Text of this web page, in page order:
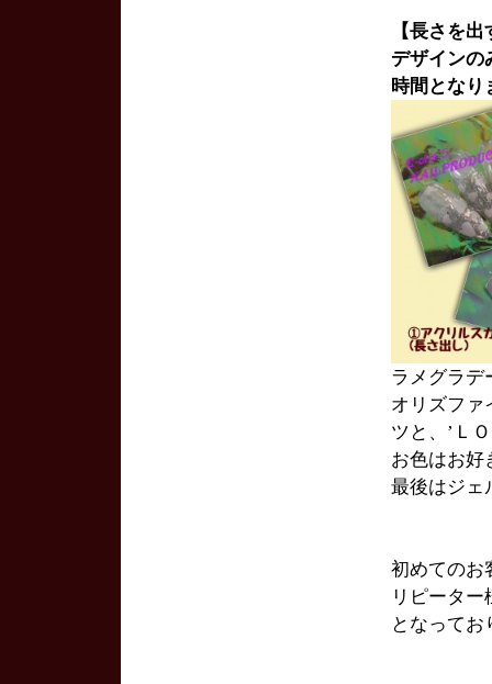
【長さを
デザインの
時間となり
ラメグラデ
オリズファ
ツと、’Ｌ
お色はお好
最後はジェ
初めてのお
リピータ
となってお